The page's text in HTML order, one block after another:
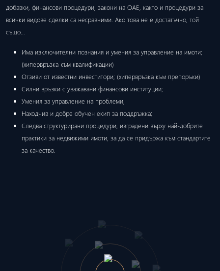
добавки, финансови процедури, закони на ОАЕ, както и процедури за
всички видове сделки са несравними. Ако това не е достатъчно, той
също…
Има изключителни познания и умения за управление на имоти;
(хипервръзка към квалификации)
Отзиви от известни инвеститори; (хипервръзка към препоръки)
Силни връзки с уважавани финансови институции;
Умения за управление на проблеми;
Находчив и добре обучен екип за поддръжка;
Следва структурирани процедури, изградени върху най-добрите
практики за недвижими имоти, за да се придържа към стандартите
за качество.